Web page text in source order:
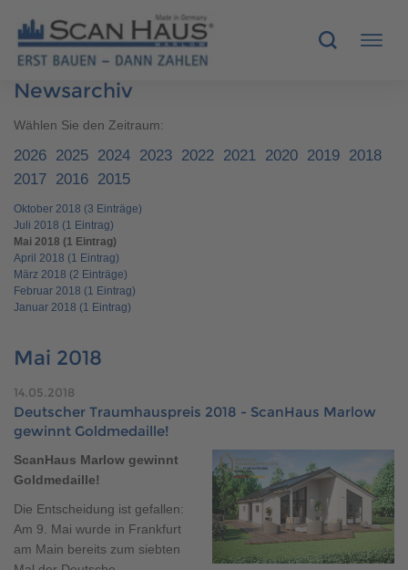
HÄUSER
MUSTERHÄUSER
SCANHAUS-VORTEILE
RUND UMS BAUEN
ÜBER UNS
KONTAKT
Brauchen Sie Hilfe?
MUSTERHAUS FINDEN
Newsarchiv
Wählen Sie den Zeitraum:
2026 2025 2024 2023 2022 2021 2020 2019 2018
2017 2016 2015
Oktober 2018 (3 Einträge)
Juli 2018 (1 Eintrag)
Mai 2018 (1 Eintrag)
April 2018 (1 Eintrag)
März 2018 (2 Einträge)
Februar 2018 (1 Eintrag)
Januar 2018 (1 Eintrag)
Mai 2018
14.05.2018
Deutscher Traumhauspreis 2018 - ScanHaus Marlow
gewinnt Goldmedaille!
ScanHaus Marlow gewinnt
Goldmedaille!
Die Entscheidung ist gefallen:
Am 9. Mai wurde in Frankfurt
am Main bereits zum siebten